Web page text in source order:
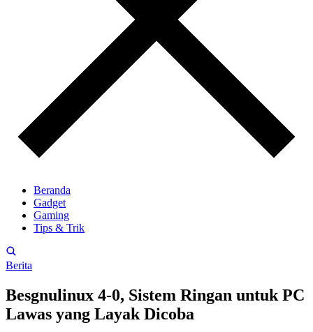
Beranda
Gadget
Gaming
Tips & Trik
Berita
Besgnulinux 4-0, Sistem Ringan untuk PC
Lawas yang Layak Dicoba